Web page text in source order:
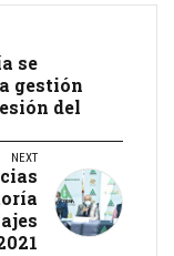
se
gestión
del
NEXT